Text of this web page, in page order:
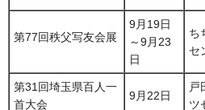
第77回秩父写友会展
9月19日
～9月23
日
ち
セ
第31回埼玉県百人一
首大会
9月22日
戸
ツ